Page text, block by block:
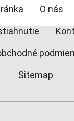
O nás
Sitemap